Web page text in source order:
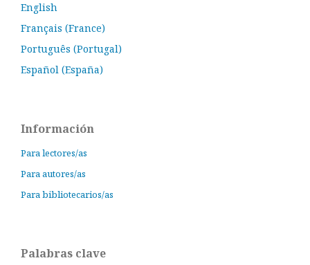
English
Français (France)
Português (Portugal)
Español (España)
Información
Para lectores/as
Para autores/as
Para bibliotecarios/as
Palabras clave